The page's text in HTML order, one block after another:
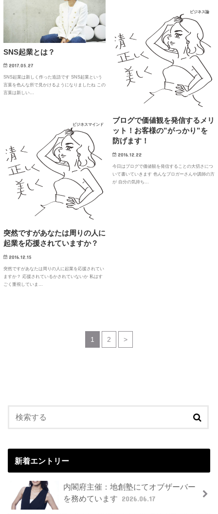
SNS起業とは？
2017.05.27
SNS起業は新しく作った造語です SNS起業という
言葉を色んな所で見かけるようになりましたね この
言葉は新しい…
ビジネス論
ブログで価値観を発信するメリ
ット！お客様の”がっかり”を
防げます！
2016.12.22
今日はブログで価値観を発信することの大切さにつ
いて書いていきます 色んなブロガーさんや講師の方
が 自分の気持ち…
ビジネスマインド
突然ですがあなたは周りの人に
起業を応援されていますか？
2016.12.15
突然ですがあなたは周りの人に起業を応援されてい
ますか？ 応援されているかされていないか 私はす
ごく重視していま…
1 2 >
新着エントリー
内閣府主催：地創塾にてオブザーバー
を務めています 2026.06.17